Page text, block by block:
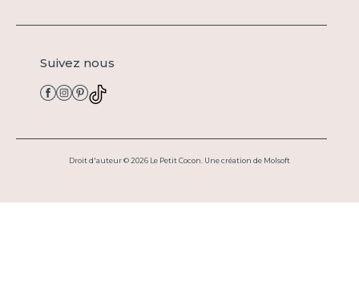
Suivez nous
Droit d'auteur© 2026 Le Petit Cocon Une création de Molsoft